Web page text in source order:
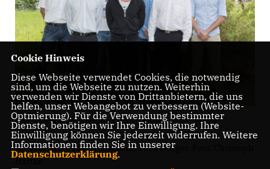
Das Vorstandsteam: Jens Walkenhorst (v. l.) , Malte
Kuhlmann, Eike Büssing, Christopher Hinze, Julian
Noweck, Andreas Landen und Timo Krüger. Foto: Christoph
Cookie Hinweis
Diese Webseite verwendet Cookies, die notwendig
sind, um die Webseite zu nutzen. Weiterhin
verwenden wir Dienste von Drittanbietern, die uns
helfen, unser Webangebot zu verbessern (Website-
Optmierung). Für die Verwendung bestimmter
Dienste, benötigen wir Ihre Einwilligung. Ihre
Einwilligung können Sie jederzeit widerrufen. Weitere
Informationen finden Sie in unserer
Datenschutzerklärung.